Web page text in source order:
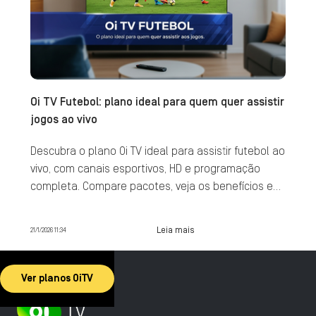
Oi TV Futebol: plano ideal para quem quer assistir
jogos ao vivo
Descubra o plano Oi TV ideal para assistir futebol ao
vivo, com canais esportivos, HD e programação
completa. Compare pacotes, veja os benefícios e
21/1/2026 11:34 Leia mais
Ver planos OiTV